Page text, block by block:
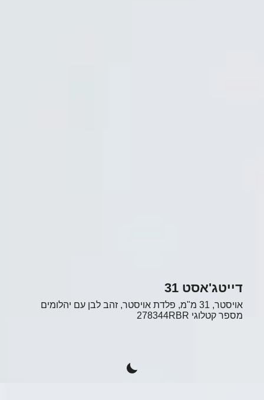
דייטג'אסט 31
אויסטר, 31 מ"מ, פלדת אויסטר, זהב לבן עם יהלומים
מספר קטלוגי 278344RBR